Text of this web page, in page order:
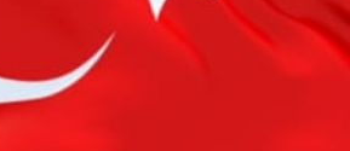
البرامج
جدول البرامج